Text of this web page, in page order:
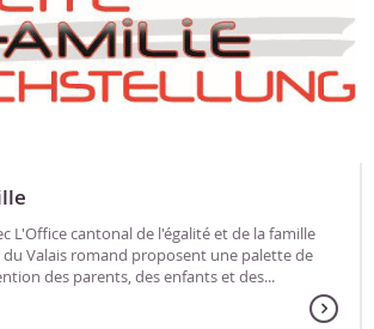
L'Office cantonal de l'égalité et de la famille
du Valais romand proposent une palette de
des parents, des enfants et des...